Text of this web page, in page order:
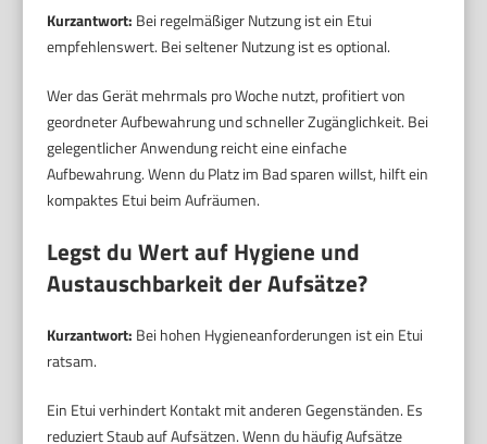
Kurzantwort: Bei regelmäßiger Nutzung ist ein Etui
empfehlenswert. Bei seltener Nutzung ist es optional.
Wer das Gerät mehrmals pro Woche nutzt, profitiert von
geordneter Aufbewahrung und schneller Zugänglichkeit. Bei
gelegentlicher Anwendung reicht eine einfache
Aufbewahrung. Wenn du Platz im Bad sparen willst, hilft ein
kompaktes Etui beim Aufräumen.
Legst du Wert auf Hygiene und
Austauschbarkeit der Aufsätze?
Kurzantwort: Bei hohen Hygieneanforderungen ist ein Etui
ratsam.
Ein Etui verhindert Kontakt mit anderen Gegenständen. Es
reduziert Staub auf Aufsätzen. Wenn du häufig Aufsätze